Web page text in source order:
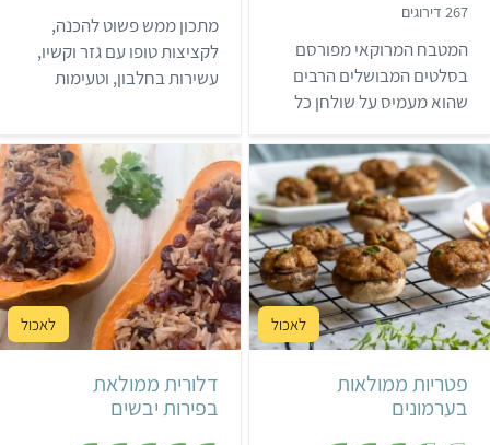
267 דירוגים
.
9
מ
ת
ו
המטבח המרוקאי מפורסם
בסלטים המבושלים הרבים
שהוא מעמיס על שולחן כל
הפסח המרוקאי ניתן
בדרך-כלל למצוא סלט
מבושל אופייני לעונת האביב:
סלט עלי סלק (עלי מנגולד)
טעים להפליא. היום, אפשר
למצוא בישראל לאורך כל
השנה עלי מנגולד בסופרים,
כך שאצל רבים, סלט עלי סלק
…
.
6
מ
ת
ו
מתכון ממש פשוט להכנה,
לקציצות טופו עם גזר וקשיו,
עשירות בחלבון, וטעימות
קל 40 דקות
18 פטריות
פטריות ממולאות
בערמונים
קל שעה ו-10 דקות
2 סירות דלורית
דלורית ממולאת
בפירות יבשים